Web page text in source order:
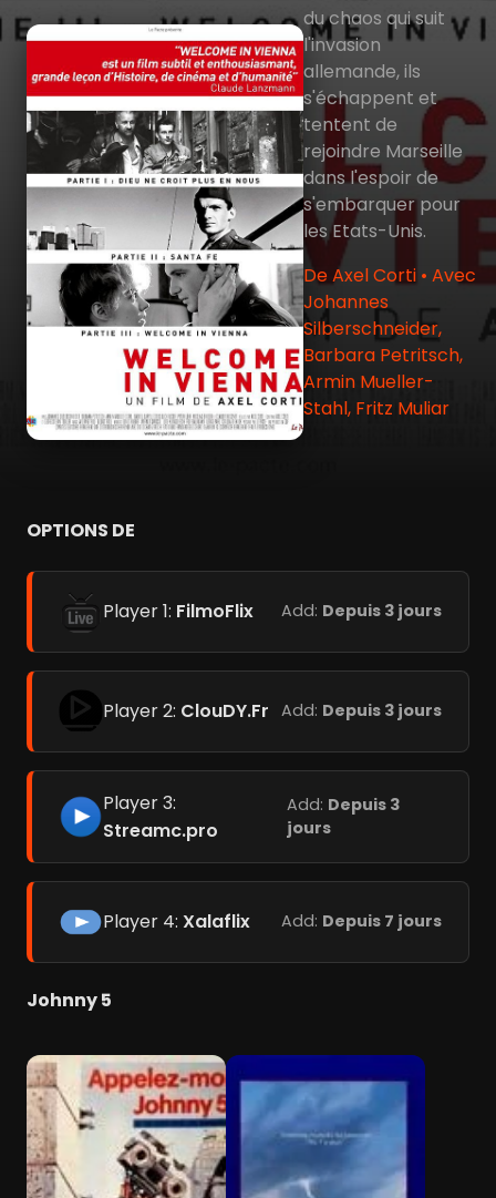
du chaos qui suit
l'invasion
allemande, ils
s'échappent et
tentent de
rejoindre Marseille
dans l'espoir de
s'embarquer pour
les Etats-Unis.
De Axel Corti • Avec
Johannes
Silberschneider,
Barbara Petritsch,
Armin Mueller-
Stahl, Fritz Muliar
OPTIONS DE
Player 1: FilmoFlix Add: Depuis 3 jours
Player 2: ClouDY.Fr Add: Depuis 3 jours
Player 3:
Streamc.pro
Add: Depuis 3
jours
Player 4: Xalaflix Add: Depuis 7 jours
Johnny 5